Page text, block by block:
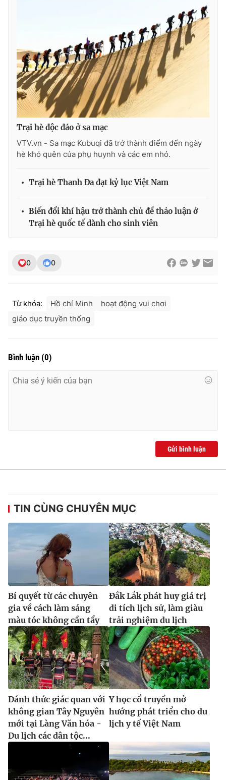
Trại hè độc đáo ở sa mạc
VTV.vn - Sa mạc Kubuqi đã trở thành điểm đến ngày
hè khó quên của phụ huynh và các em nhỏ.
Trại hè Thanh Đa đạt kỷ lục Việt Nam
Biến đổi khí hậu trở thành chủ đề thảo luận ở
Trại hè quốc tế dành cho sinh viên
0 0
Từ khóa: Hồ chí Minh
hoạt động vui chơi
giáo dục truyền thống
Bình luận (0)
Gửi bình luận
TIN CÙNG CHUYÊN MỤC
Bí quyết từ các chuyên
gia về cách làm sáng
màu tóc không cần tẩy
Đắk Lắk phát huy giá trị
di tích lịch sử, làm giàu
trải nghiệm du lịch
Đánh thức giác quan với
không gian Tây Nguyên
mới tại Làng Văn hóa -
Du lịch các dân tộc...
Y học cổ truyền mở
hướng phát triển cho du
lịch y tế Việt Nam